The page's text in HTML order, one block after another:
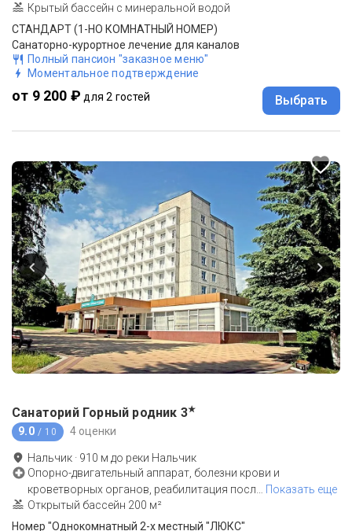
Крытый бассейн с минеральной водой
СТАНДАРТ (1-НО КОМНАТНЫЙ НОМЕР)
Санаторно-курортное лечение для каналов
Полный пансион "заказное меню"
Моментальное подтверждение
от 9 200 ₽ для 2 гостей Выбрать
Санаторий Горный родник 3★
9.0 / 10 4 оценки
Нальчик · 910 м до реки Нальчик
Опорно-двигательный аппарат, болезни крови и
кроветворных органов, реабилитация посл
Показать еще
Открытый бассейн 200 м²
Номер "Однокомнатный 2-х местный "ЛЮКС"